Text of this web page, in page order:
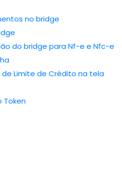
no bridge
do bridge para Nf-e e Nfc-e
Limite de Crédito na tela
Token